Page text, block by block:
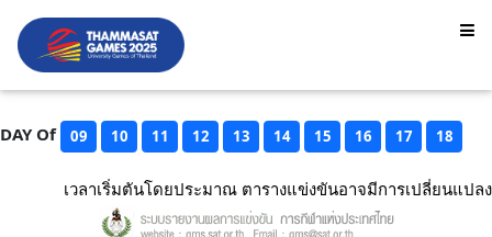
DAY Of 09 10 11 12 13 14 15 16 17 18
เวลาเริ่มตันโดยประมาณ ตารางแข่งขันอาจมีการเปลี่ยนแปลง